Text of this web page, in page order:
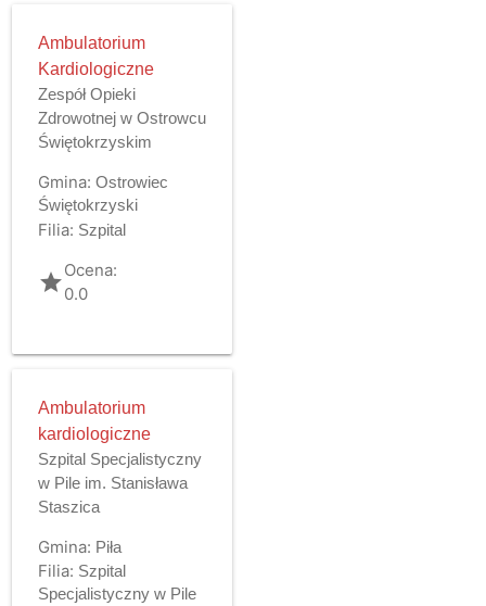
Ambulatorium
Kardiologiczne
Zespół Opieki
Zdrowotnej w Ostrowcu
Świętokrzyskim
Gmina: Ostrowiec
Świętokrzyski
Filia: Szpital
gradeOcena:
0.0
Ambulatorium
kardiologiczne
Szpital Specjalistyczny
w Pile im. Stanisława
Staszica
Gmina: Piła
Filia: Szpital
Specjalistyczny w Pile